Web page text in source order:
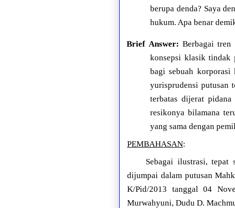
berupa denda? Saya
hukum. Apa benar
Brief Answer: Berbagai tren
konsepsi klasik tindak
bagi sebuah korporasi
yurisprudensi putusan
terbatas dijerat
resikonya bilamana
yang sama dengan
PEMBAHASAN:
Sebagai ilustrasi, tepat
dijumpai dalam putusan
K/Pid/2013 tanggal 04
Murwahyuni, Dudu D.